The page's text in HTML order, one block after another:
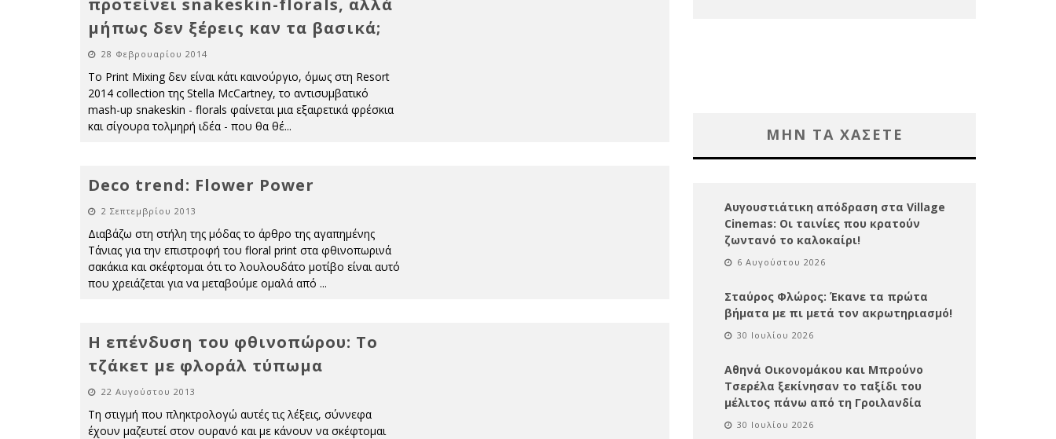
προτείνει snakeskin-florals, αλλά
μήπως δεν ξέρεις καν τα βασικά;
28 Φεβρουαρίου 2014
To Print Mixing δεν είναι κάτι καινούργιο, όμως στη Resort
2014 collection της Stella McCartney, το αντισυμβατικό
mash-up snakeskin - florals φαίνεται μια εξαιρετικά φρέσκια
και σίγουρα τολμηρή ιδέα - που θα θέ...
Deco trend: Flower Power
2 Σεπτεμβρίου 2013
Διαβάζω στη στήλη της μόδας το άρθρο της αγαπημένης
Τάνιας για την επιστροφή του floral print στα φθινοπωρινά
σακάκια και σκέφτομαι ότι το λουλουδάτο μοτίβο είναι αυτό
που χρειάζεται για να μεταβούμε ομαλά από ...
Η επένδυση του φθινοπώρου: Το
τζάκετ με φλοράλ τύπωμα
22 Αυγούστου 2013
Τη στιγμή που πληκτρολογώ αυτές τις λέξεις, σύννεφα
έχουν μαζευτεί στον ουρανό και με κάνουν να σκέφτομαι
ΜΗΝ ΤΑ ΧΑΣΕΤΕ
Αυγουστιάτικη απόδραση στα Village
Cinemas: Οι ταινίες που κρατούν
ζωντανό το καλοκαίρι!
6 Αυγούστου 2026
Σταύρος Φλώρος: Έκανε τα πρώτα
βήματα με πι μετά τον ακρωτηριασμό!
30 Ιουλίου 2026
Αθηνά Οικονομάκου και Μπρούνο
Τσερέλα ξεκίνησαν το ταξίδι του
μέλιτος πάνω από τη Γροιλανδία
30 Ιουλίου 2026